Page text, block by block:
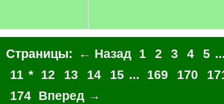
Страницы: ← Назад 1 2 3 4 5
11 * 12 13 14 15 ... 169 170
174 Вперед →